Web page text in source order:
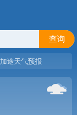
查询
加途天气预报